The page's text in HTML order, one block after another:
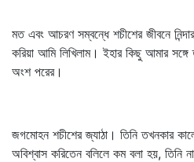
মত এবং আচরণ সম্বন্ধে শচীশের জীবনে
করিয়া আমি লিখিলাম। ইহার কিছু আমার সঙ্গে
অংশ পরের।
জগমোহন শচীশের জ্যাঠা। তিনি তখনকার
অবিশ্বাস করিতেন বলিলে কম বলা হয়, তিনি